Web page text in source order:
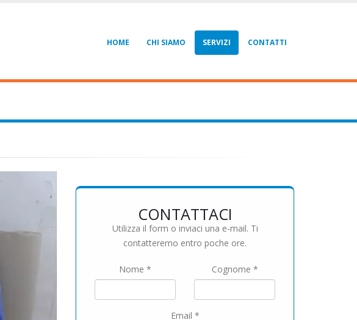
HOME CHI SIAMO SERVIZI CONTATTI
CONTATTACI
Utilizza il form o inviaci una e-mail. Ti
contatteremo entro poche ore.
Nome * Cognome *
Email *